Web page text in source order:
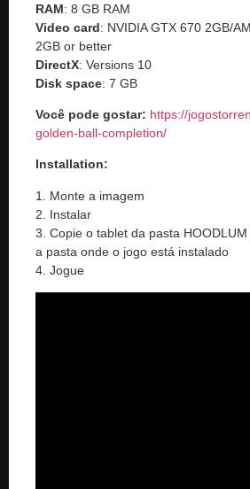
RAM: 8 GB RAM
Video card: NVIDIA GTX 670 2GB/
2GB or better
DirectX: Versions 10
Disk space: 7 GB
Você pode gostar: https://
golden-ball-completion/
Installation:
1. Monte a imagem
2. Instalar
3. Copie o tablet da pasta
a pasta onde o jogo está instalado
4. Jogue